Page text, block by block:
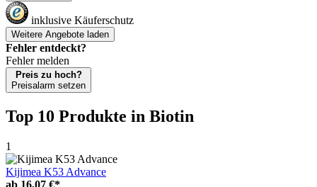
inklusive Käuferschutz
Weitere Angebote laden
Fehler entdeckt?
Fehler melden
Preis zu hoch?
Preisalarm setzen
Top 10 Produkte in Biotin
1
Kijimea K53 Advance
ab 16,07 €*